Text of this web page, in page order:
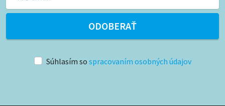
ODOBERAŤ
Súhlasím so spracovaním osobných údajov